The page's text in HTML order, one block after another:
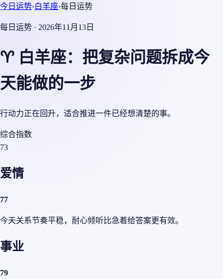
今日运势›白羊座›每日运势
每日运势 · 2026年11月13日
♈ 白羊座：把复杂问题拆成今
天能做的一步
行动力正在回升，适合推进一件已经想清楚的事。
综合指数
73
爱情
77
今天关系节奏平稳，耐心倾听比急着给答案更有效。
事业
79